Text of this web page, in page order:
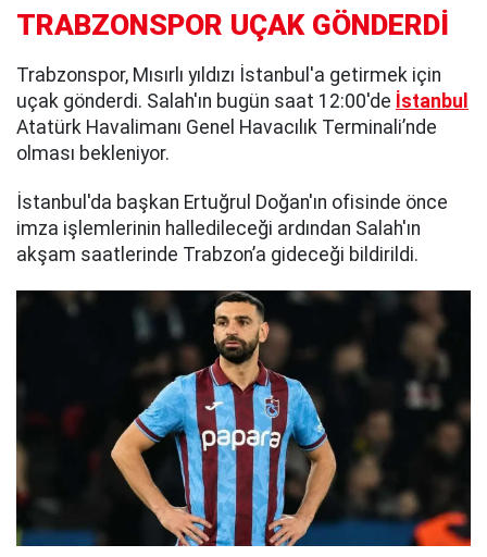
TRABZONSPOR UÇAK GÖNDERDİ
Trabzonspor, Mısırlı yıldızı İstanbul'a getirmek için
uçak gönderdi. Salah'ın bugün saat 12:00'de İstanbul
Atatürk Havalimanı Genel Havacılık Terminali’nde
olması bekleniyor.
İstanbul'da başkan Ertuğrul Doğan'ın ofisinde önce
imza işlemlerinin halledileceği ardından Salah'ın
akşam saatlerinde Trabzon’a gideceği bildirildi.